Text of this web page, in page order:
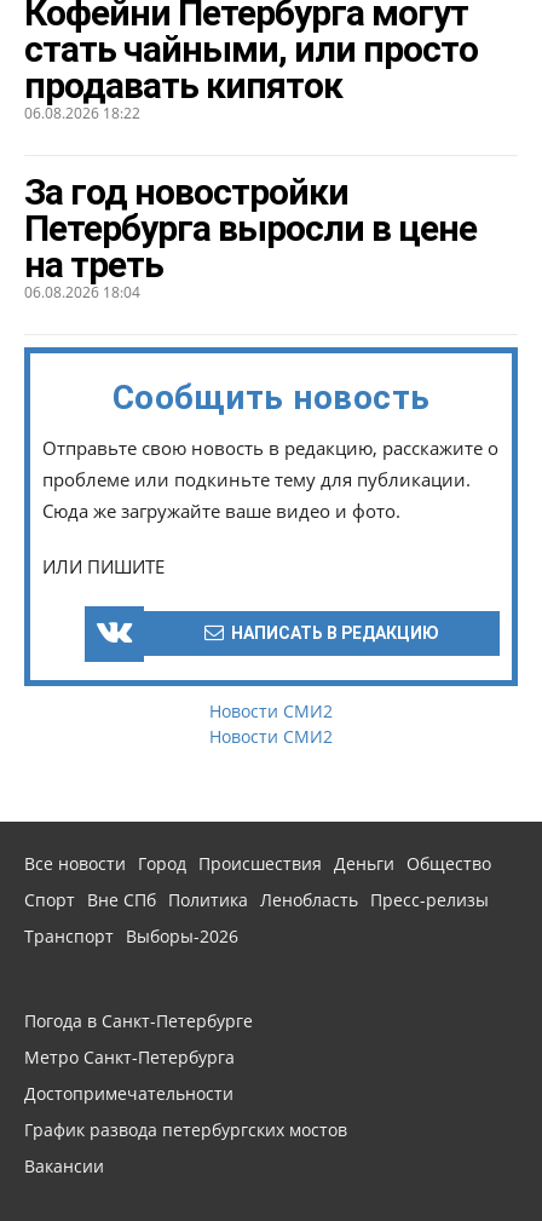
Кофейни Петербурга могут
стать чайными, или просто
продавать кипяток
06.08.2026 18:22
За год новостройки
Петербурга выросли в цене
на треть
06.08.2026 18:04
Сообщить новость
Отправьте свою новость в редакцию, расскажите о
проблеме или подкиньте тему для публикации.
Сюда же загружайте ваше видео и фото.
ИЛИ ПИШИТЕ
НАПИСАТЬ В РЕДАКЦИЮ
Новости СМИ2
Новости СМИ2
Все новости Город Происшествия Деньги
Общество
Спорт Вне СПб Политика Ленобласть Пресс-релизы
Транспорт Выборы-2026
Погода в Санкт-Петербурге
Метро Санкт-Петербурга
Достопримечательности
График развода петербургских мостов
Вакансии